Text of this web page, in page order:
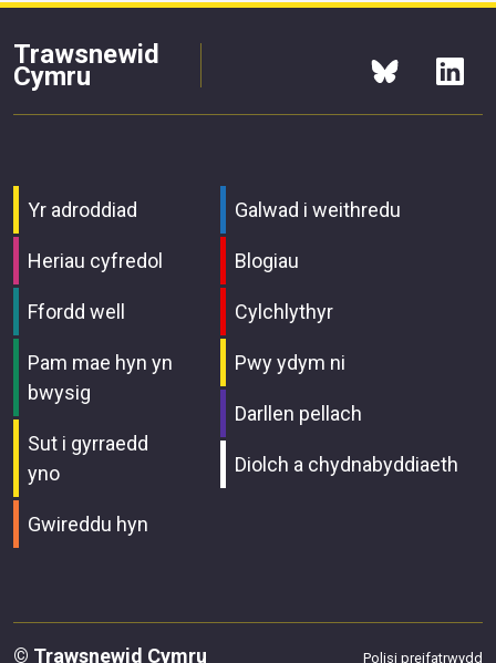
Trawsnewid
Cymru
Yr adroddiad
Heriau cyfredol
Ffordd well
Pam mae hyn yn
bwysig
Sut i gyrraedd
yno
Gwireddu hyn
Galwad i weithredu
Blogiau
Cylchlythyr
Pwy ydym ni
Darllen pellach
Diolch a chydnabyddiaeth
© Trawsnewid Cymru Polisi preifatrwydd